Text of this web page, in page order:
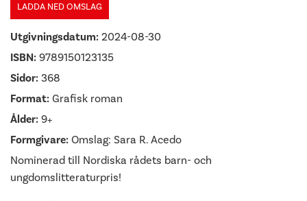
LADDA NED OMSLAG
Utgivningsdatum: 2024-08-30
ISBN: 9789150123135
Sidor: 368
Format: Grafisk roman
Ålder: 9+
Formgivare: Omslag: Sara R. Acedo
Nominerad till Nordiska rådets barn- och
ungdomslitteraturpris!